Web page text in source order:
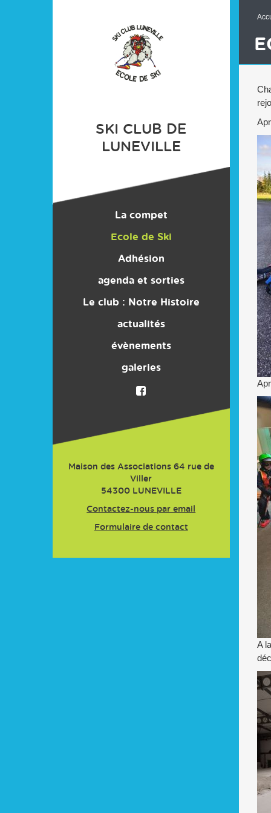
SKI CLUB DE
LUNEVILLE
La compet
Ecole de Ski
Adhésion
agenda et sorties
Le club : Notre Histoire
actualités
évènements
galeries
Maison des Associations 64 rue de
Viller
54300 LUNEVILLE
Contactez-nous par email
Formulaire de contact
A